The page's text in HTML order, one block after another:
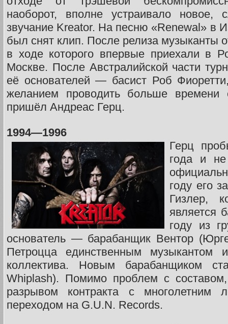
наоборот, вполне устраивало новое,
звучание Kreator. На песню «Renewal» в
был снят клип. После релиза музыканты
в ходе которого впервые приехали в
Москве. После Австралийской части
её основателей — басист Роб
желанием проводить больше
пришёл Андреас Герц.
1994—1996
Герц
года и
году его
Гизлер,
является
году из
основатель — барабанщик Вентор
Петроцца единственным музыкантом
коллектива. Новым барабанщиком
Whiplash). Помимо проблем с
разрывом контракта с многолетним
переходом на G.U.N. Records.